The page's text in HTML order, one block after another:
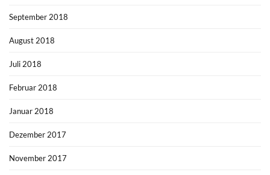
September 2018
August 2018
Juli 2018
Februar 2018
Januar 2018
Dezember 2017
November 2017